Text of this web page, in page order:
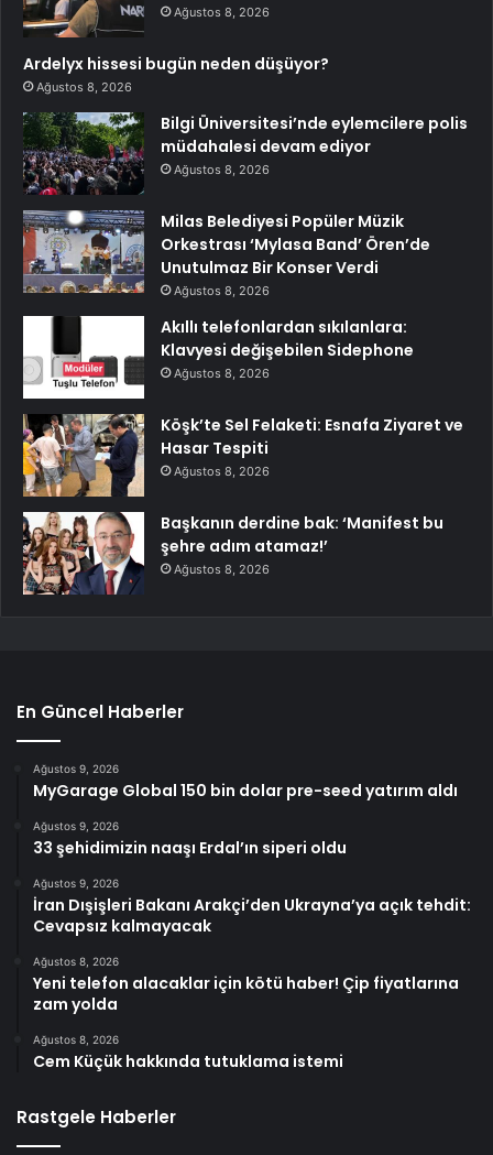
Ağustos 8, 2026
Ardelyx hissesi bugün neden düşüyor?
Ağustos 8, 2026
Bilgi Üniversitesi’nde eylemcilere polis
müdahalesi devam ediyor
Ağustos 8, 2026
Milas Belediyesi Popüler Müzik
Orkestrası ‘Mylasa Band’ Ören’de
Unutulmaz Bir Konser Verdi
Ağustos 8, 2026
Akıllı telefonlardan sıkılanlara:
Klavyesi değişebilen Sidephone
Ağustos 8, 2026
Köşk’te Sel Felaketi: Esnafa Ziyaret ve
Hasar Tespiti
Ağustos 8, 2026
Başkanın derdine bak: ‘Manifest bu
şehre adım atamaz!’
Ağustos 8, 2026
En Güncel Haberler
Ağustos 9, 2026
MyGarage Global 150 bin dolar pre-seed yatırım aldı
Ağustos 9, 2026
33 şehidimizin naaşı Erdal’ın siperi oldu
Ağustos 9, 2026
İran Dışişleri Bakanı Arakçi’den Ukrayna’ya açık tehdit:
Cevapsız kalmayacak
Ağustos 8, 2026
Yeni telefon alacaklar için kötü haber! Çip fiyatlarına
zam yolda
Ağustos 8, 2026
Cem Küçük hakkında tutuklama istemi
Rastgele Haberler